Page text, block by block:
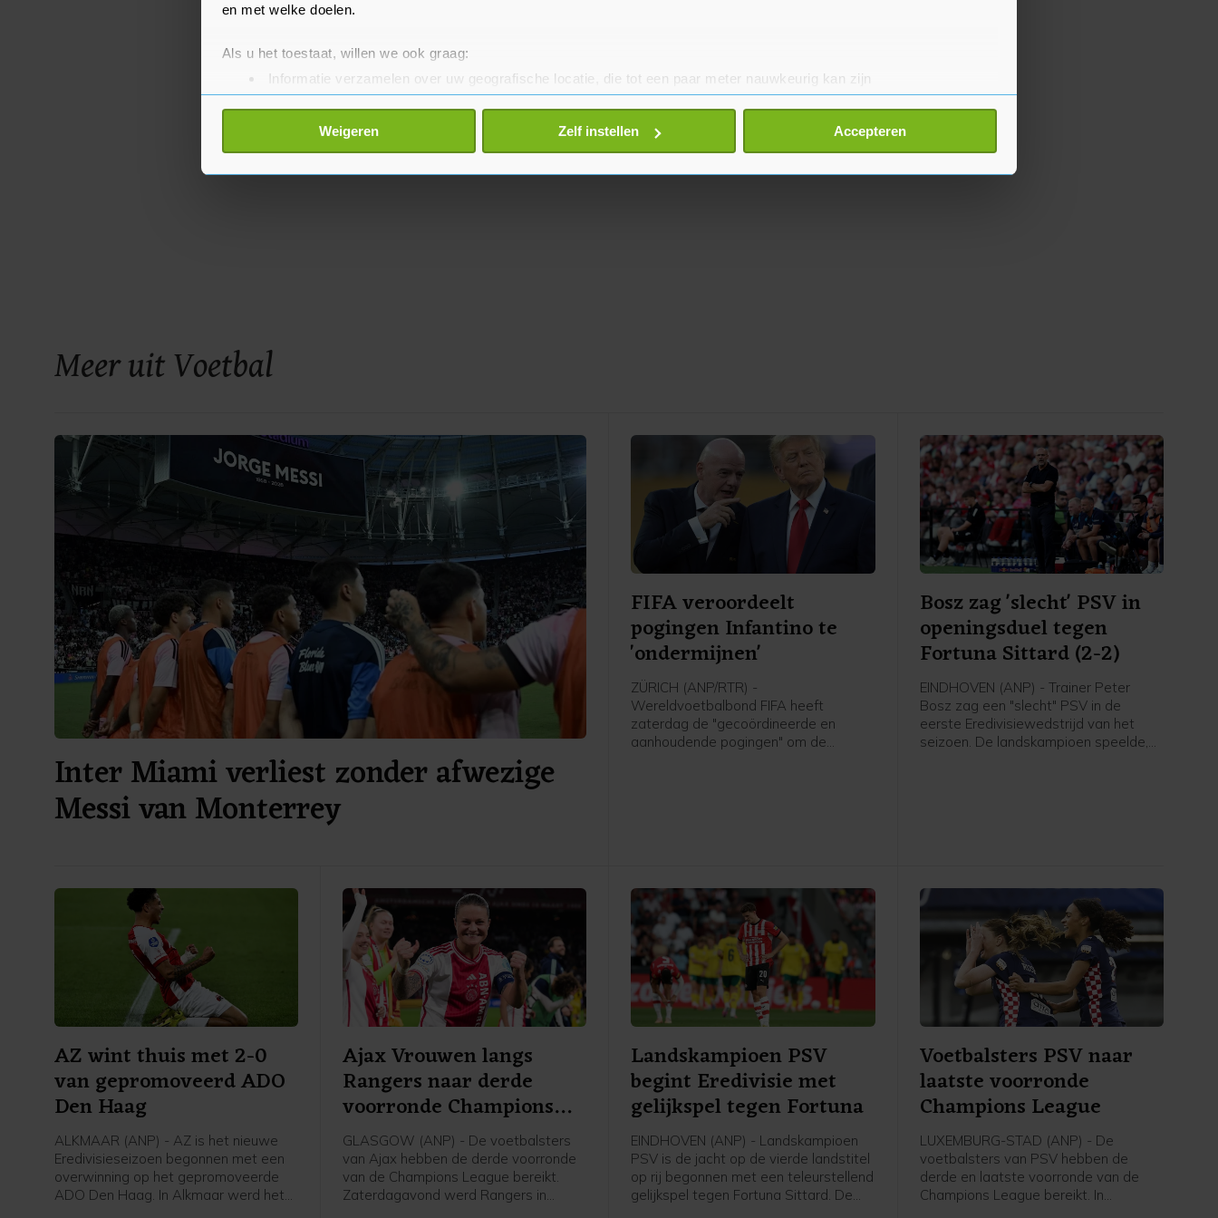
en met welke doelen.
Als u het toestaat, willen we ook graag:
Informatie verzamelen over uw geografische locatie, die tot een paar meter nauwkeurig kan zijn
Uw apparaat identificeren door het actief te scannen op specifieke eigenschappen (fingerprinting)
Lees meer over hoe uw persoonlijke gegevens worden verwerkt en stel uw voorkeuren in het
detailgedeelte
toestemming op elk moment wijzigen of intrekken in de Cookieverklaring.
Weigeren Zelf instellen Accepteren
Meer uit Voetbal
Inter Miami verliest zonder afwezige
Messi van Monterrey
FIFA veroordeelt
pogingen Infantino te
'ondermijnen'
ZÜRICH (ANP/RTR) -
Wereldvoetbalbond FIFA heeft
zaterdag de "gecoördineerde en
aanhoudende pogingen" om de
Bosz zag 'slecht' PSV in
openingsduel tegen
Fortuna Sittard (2-2)
EINDHOVEN (ANP) - Trainer Peter
Bosz zag een "slecht" PSV in de
eerste Eredivisiewedstrijd van het
seizoen. De landskampioen speelde,
AZ wint thuis met 2-0
van gepromoveerd ADO
Den Haag
ALKMAAR (ANP) - AZ is het nieuwe
Eredivisieseizoen begonnen met een
overwinning op het gepromoveerde
ADO Den Haag. In Alkmaar werd het
Ajax Vrouwen langs
Rangers naar derde
voorronde Champions
League
GLASGOW (ANP) - De voetbalsters
van Ajax hebben de derde voorronde
van de Champions League bereikt.
Zaterdagavond werd Rangers in
Landskampioen PSV
begint Eredivisie met
gelijkspel tegen Fortuna
EINDHOVEN (ANP) - Landskampioen
PSV is de jacht op de vierde landstitel
op rij begonnen met een teleurstellend
gelijkspel tegen Fortuna Sittard. De
Voetbalsters PSV naar
laatste voorronde
Champions League
LUXEMBURG-STAD (ANP) - De
voetbalsters van PSV hebben de
derde en laatste voorronde van de
Champions League bereikt. In